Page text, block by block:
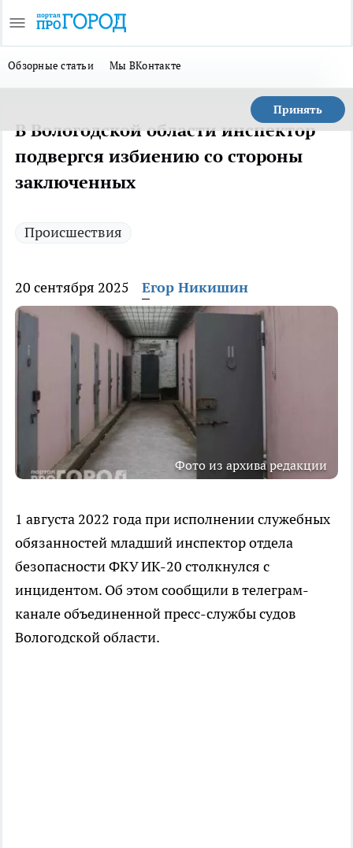
Обзорные статьи Мы ВКонтакте
Принять
В Вологодской области инспектор
подвергся избиению со стороны
заключенных
Происшествия
20 сентября 2025 Егор Никишин
Фото из архива редакции
1 августа 2022 года при исполнении служебных
обязанностей младший инспектор отдела
безопасности ФКУ ИК-20 столкнулся с
инцидентом. Об этом сообщили в телеграм-
канале объединенной пресс-службы судов
Вологодской области.